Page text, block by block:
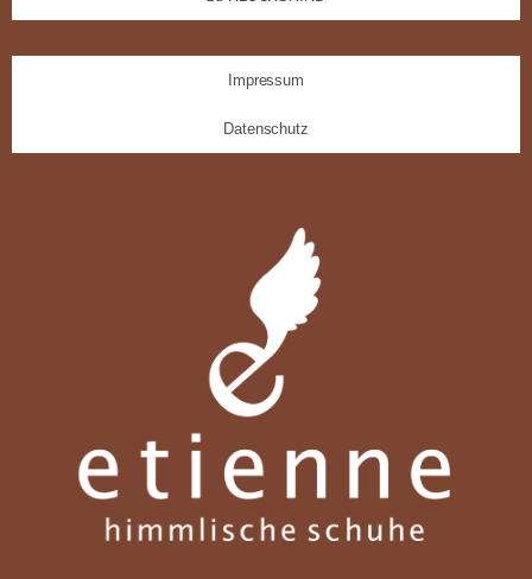
Impressum
Datenschutz